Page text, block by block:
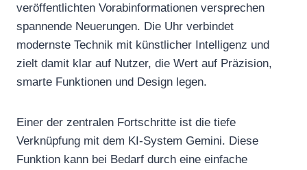
veröffentlichten Vorabinformationen versprechen
spannende Neuerungen. Die Uhr verbindet
modernste Technik mit künstlicher Intelligenz und
zielt damit klar auf Nutzer, die Wert auf Präzision,
smarte Funktionen und Design legen.
Einer der zentralen Fortschritte ist die tiefe
Verknüpfung mit dem KI-System Gemini. Diese
Funktion kann bei Bedarf durch eine einfache